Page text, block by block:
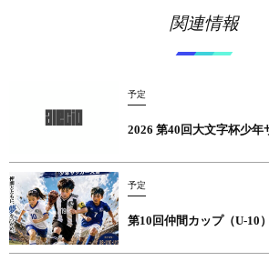
関連情報
予定
2026 第40回大文字杯少年
予定
第10回仲間カップ（U-10）